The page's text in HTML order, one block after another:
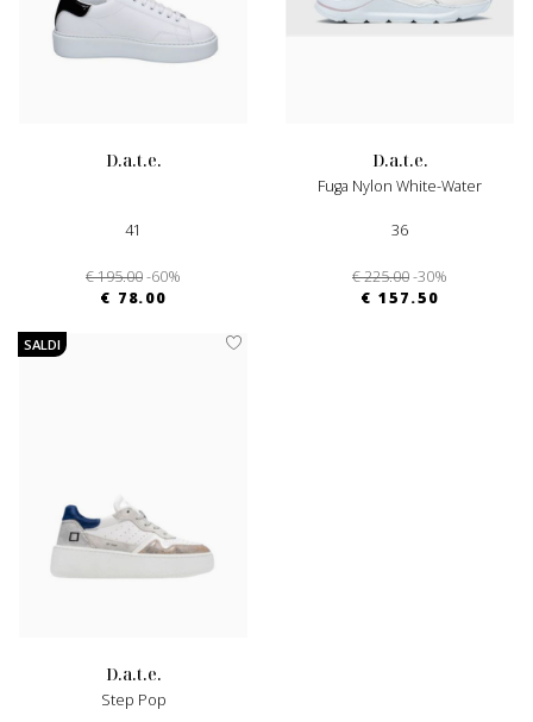
d.a.t.e.
41
€ 195.00-60%
€ 78.00
d.a.t.e.
Fuga Nylon White-Water
36
€ 225.00-30%
€ 157.50
SALDI
d.a.t.e.
Step Pop